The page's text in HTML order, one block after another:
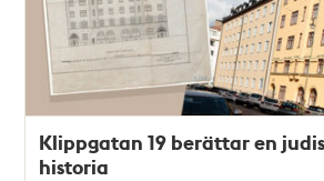
Klippgatan 19 berättar en
historia